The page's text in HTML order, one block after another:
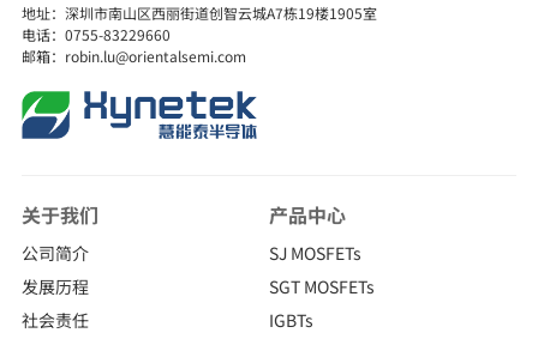
地址：深圳市南山区西丽街道创智云城A7栋19楼1905室
电话：0755-83229660
邮箱：robin.lu@orientalsemi.com
关于我们
公司简介
发展历程
社会责任
产品中心
SJ MOSFETs
SGT MOSFETs
IGBTs